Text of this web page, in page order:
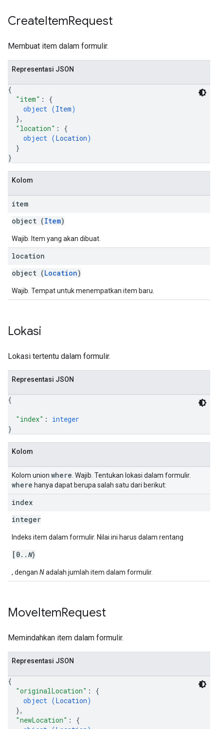
CreateItemRequest
Membuat item dalam formulir.
Representasi JSON
{
"item" : {
object (Item)
},
"location" : {
object (Location)
}
}
Kolom
item
object (Item)
Wajib. Item yang akan dibuat.
location
object (Location)
Wajib. Tempat untuk menempatkan item baru.
Lokasi
Lokasi tertentu dalam formulir.
Representasi JSON
{
"index" : integer
}
Kolom
Kolom union where . Wajib. Tentukan lokasi dalam formulir.
where hanya dapat berupa salah satu dari berikut:
index
integer
Indeks item dalam formulir. Nilai ini harus dalam rentang
[0.. N)
, dengan Nadalah jumlah item dalam formulir.
MoveItemRequest
Memindahkan item dalam formulir.
Representasi JSON
{
"originalLocation" : {
object (Location)
},
"newLocation" : {